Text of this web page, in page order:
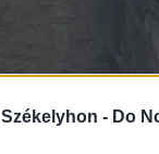
Székelyhon - Do